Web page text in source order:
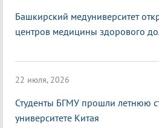
Башкирский медуниверситет
центров медицины здорового
22 июля, 2026
Студенты БГМУ прошли летнюю
университете Китая